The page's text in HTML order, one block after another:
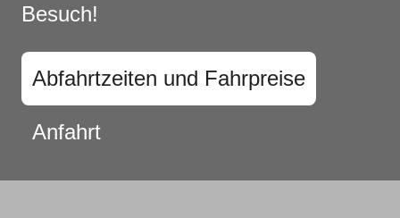
Besuch!
Abfahrtzeiten und Fahrpreise
Anfahrt